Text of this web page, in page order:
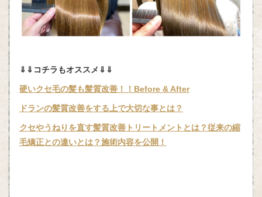
⇓⇓コチラもオススメ⇓⇓
硬いクセ毛の髪も髪質改善！！Before & After
ドランの髪質改善をする上で大切な事とは？
クセやうねりを直す髪質改善トリートメントとは？従来の縮
毛矯正との違いとは？施術内容を公開！